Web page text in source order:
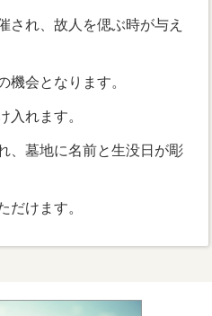
され、故人を偲ぶ時が与え
機会となります。
入れます。
、墓地に名前と生没日が彫
だけます。